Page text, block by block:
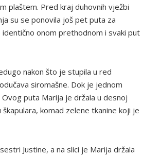
plaštem. Pred kraj duhovnih vježbi
su se ponovila još pet puta za
onom prethodnom i svaki put
nakon što je stupila u red
siromašne. Dok je jednom
puta Marija je držala u desnoj
komad zelene tkanine koji je
Justine, a na slici je Marija držala